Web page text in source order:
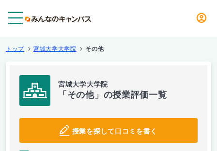
トップ 宮城大学大学院 その他
宮城大学大学院
「その他」の授業評価一覧
授業を探して口コミを書く